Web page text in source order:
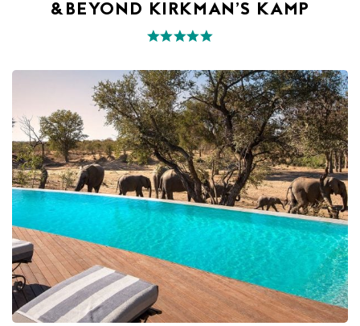
&BEYOND KIRKMAN’S KAMP